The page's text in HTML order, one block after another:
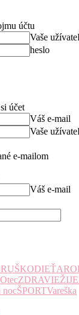
účtu
Vaše
heslo
účet
Váš e-mail
Vaše
e-mailom
Váš e-mail
DIEŤA
OtecZDRAVIEŽIJE
nocŠPORTVareška